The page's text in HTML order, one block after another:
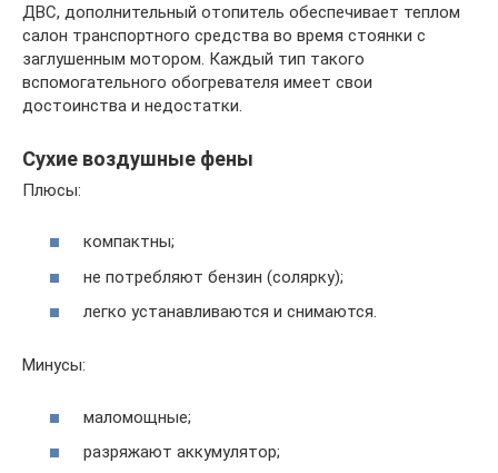
ДВС, дополнительный отопитель обеспечивает теплом
салон транспортного средства во время стоянки с
заглушенным мотором. Каждый тип такого
вспомогательного обогревателя имеет свои
достоинства и недостатки.
Сухие воздушные фены
Плюсы:
компактны;
не потребляют бензин (солярку);
легко устанавливаются и снимаются.
Минусы:
маломощные;
разряжают аккумулятор;